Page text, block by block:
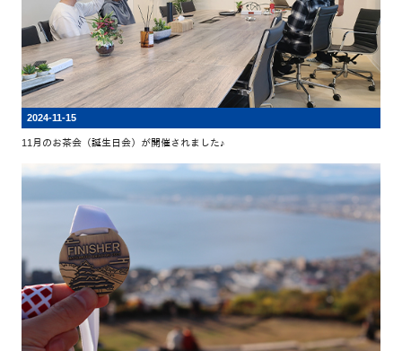
2024-11-15
11月のお茶会（誕生日会）が開催されました♪